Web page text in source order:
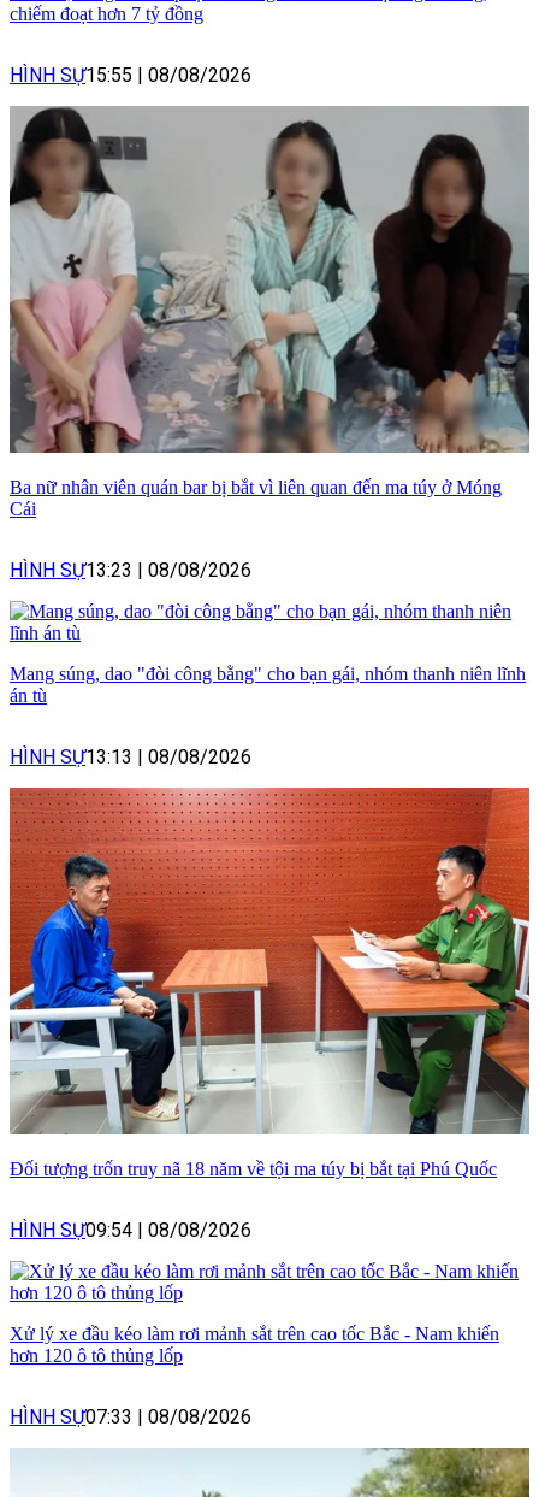
chiếm đoạt hơn 7 tỷ đồng
HÌNH SỰ15:55 08/08/2026
Ba nữ nhân viên quán bar bị bắt vì liên quan đến ma túy ở Móng
Cái
HÌNH SỰ13:23 08/08/2026
Mang súng, dao "đòi công bằng" cho bạn gái, nhóm thanh niên lĩnh
án tù
HÌNH SỰ13:13 08/08/2026
Đối tượng trốn truy nã 18 năm về tội ma túy bị bắt tại Phú Quốc
HÌNH SỰ09:54 08/08/2026
Xử lý xe đầu kéo làm rơi mảnh sắt trên cao tốc Bắc - Nam khiến
hơn 120 ô tô thủng lốp
HÌNH SỰ07:33 08/08/2026